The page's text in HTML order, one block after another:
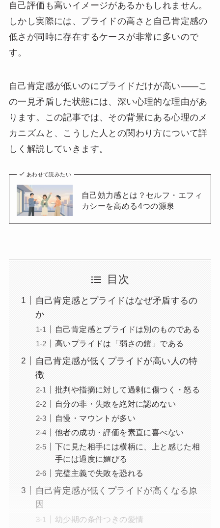
自己評価も高いイメージがあるかもしれません。
しかし実際には、プライドの高さと自己肯定感の
低さが同時に存在するケースが非常に多いので
す。
自己肯定感が低いのにプライドだけが高い——こ
の一見矛盾した状態には、深い心理的な理由があ
ります。この記事では、その背景にある心理のメ
カニズムと、こうした人との関わり方について詳
しく解説していきます。
あわせて読みたい
自己効力感とは？セルフ・エフィ
カシーを高める4つの源泉
目次
自己肯定感とプライドはなぜ矛盾するの
か
自己肯定感とプライドは別のものである
高いプライドは「弱さの鎧」である
自己肯定感が低くプライドが高い人の特
徴
批判や指摘に対して過剰に傷つく・怒る
自分の非・失敗を絶対に認めない
自慢・マウントが多い
他者の成功・評価を素直に喜べない
下に見た相手には横柄に、上と感じた相
手には過度に媚びる
完璧主義で失敗を恐れる
自己肯定感が低くプライドが高くなる原
因
幼少期の条件つきの愛情